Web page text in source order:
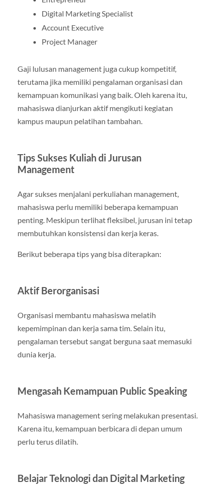
Digital Marketing Specialist
Account Executive
Project Manager
Gaji lulusan management juga cukup kompetitif,
terutama jika memiliki pengalaman organisasi dan
kemampuan komunikasi yang baik. Oleh karena itu,
mahasiswa dianjurkan aktif mengikuti kegiatan
kampus maupun pelatihan tambahan.
Tips Sukses Kuliah di Jurusan
Management
Agar sukses menjalani perkuliahan management,
mahasiswa perlu memiliki beberapa kemampuan
penting. Meskipun terlihat fleksibel, jurusan ini tetap
membutuhkan konsistensi dan kerja keras.
Berikut beberapa tips yang bisa diterapkan:
Aktif Berorganisasi
Organisasi membantu mahasiswa melatih
kepemimpinan dan kerja sama tim. Selain itu,
pengalaman tersebut sangat berguna saat memasuki
dunia kerja.
Mengasah Kemampuan Public Speaking
Mahasiswa management sering melakukan presentasi.
Karena itu, kemampuan berbicara di depan umum
perlu terus dilatih.
Belajar Teknologi dan Digital Marketing